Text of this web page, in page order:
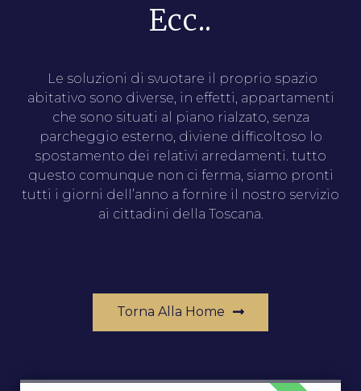
Ecc..
Le soluzioni di svuotare il proprio spazio
abitativo sono diverse, in effetti, appartamenti
che sono situati al piano rialzato, senza
parcheggio esterno, diviene difficoltoso lo
spostamento dei relativi arredamenti. tutto
questo comunque non ci ferma, siamo pronti
tutti i giorni dell’anno a fornire il nostro servizio
ai cittadini della Toscana.
Torna Alla Home